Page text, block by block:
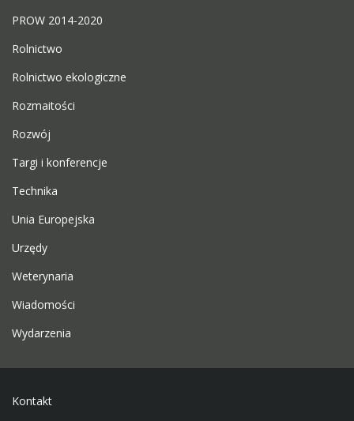
PROW 2014-2020
Rolnictwo
Rolnictwo ekologiczne
Rozmaitości
Rozwój
Targi i konferencje
Technika
Unia Europejska
Urzędy
Weterynaria
Wiadomości
Wydarzenia
Kontakt